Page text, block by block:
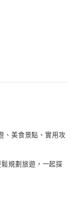
、美食景點、實用攻
規劃旅遊，一起探